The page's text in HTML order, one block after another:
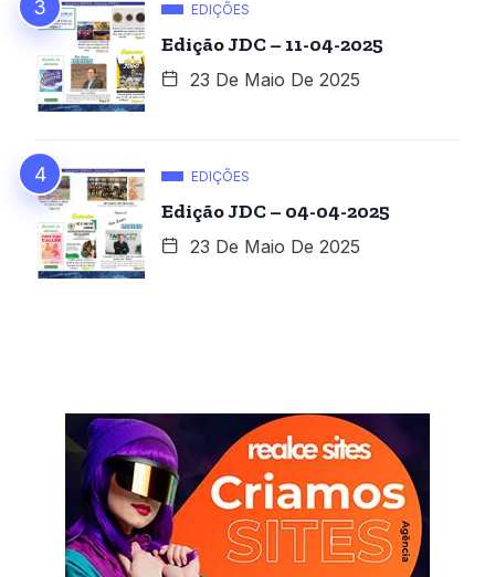
EDIÇÕES
Edição JDC – 11-04-2025
23 De Maio De 2025
EDIÇÕES
Edição JDC – 04-04-2025
23 De Maio De 2025